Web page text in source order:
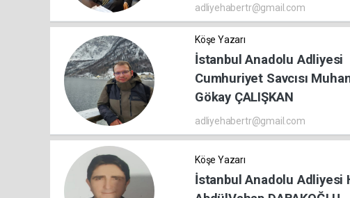
adliyehabertr@gmail.com
Köşe Yazarı
İstanbul Anadolu Adliyesi
Cumhuriyet Savcısı
Gökay ÇALIŞKAN
adliyehabertr@gmail.com
Köşe Yazarı
İstanbul Anadolu Adliyesi